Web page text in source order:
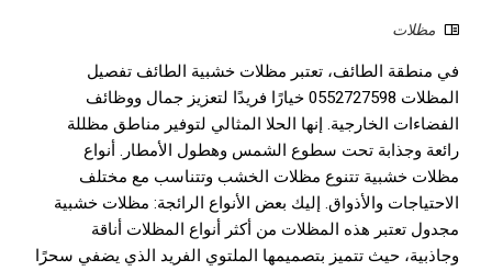
مظلات
في منطقة الطائف، تعتبر مظلات خشبية الطائف تفصيل
المظلات 0552727598 خيارًا فريدًا لتعزيز جمال ووظائف
الفضاءات الخارجية. إنها الحلا المثالي لتوفير مناطق مظللة
رائعة وجذابة تحت سطوع الشمس وهطول الأمطار. أنواع
مظلات خشبية تتنوع مظلات الخشب وتتناسب مع مختلف
الاحتياجات والأذواق. إليك بعض الأنواع الرائجة: مظلات خشبية
مجدول تعتبر هذه المظلات من أكثر أنواع المظلات أناقة
وجاذبية، حيث تتميز بتصميمها الملتوي الفريد الذي يضفي سحرًا